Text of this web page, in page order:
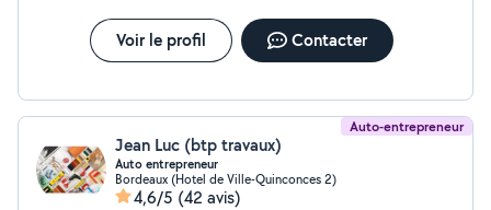
Voir le profil Contacter
Auto-entrepreneur
Jean Luc (btp travaux)
Auto entrepreneur
Bordeaux (Hotel de Ville-Quinconces 2)
4,6/5 (42 avis)